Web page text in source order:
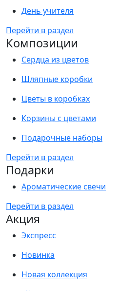
День учителя
Перейти в раздел
Композиции
Сердца из цветов
Шляпные коробки
Цветы в коробках
Корзины с цветами
Подарочные наборы
Перейти в раздел
Подарки
Ароматические свечи
Перейти в раздел
Акция
Экспресс
Новинка
Новая коллекция